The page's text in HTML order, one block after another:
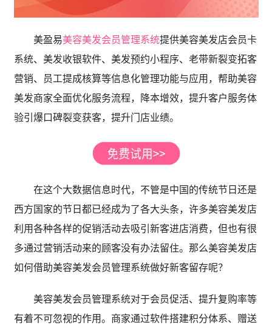
美盈易美容美发会员管理系统提供美容美发店会员卡
系统、美发收银软件、美发预约小程序、老带新裂变拓客
营销、员工提成核算等信息化管理功能与应用，帮助美容
美发商家全面优化服务流程，降本增效，提升客户服务体
验引爆口碑裂变获客，提升门店业绩。
在这个大数据信息时代，不管是中国的传统节日还是
西方国家的节日都已经成为了各大头条，许多美容美发店
利用各种各样的促销活动去吸引新客进店消费，但也有很
多通过营销活动来的顾客没有办法留住。那么美容美发店
如何借助美容美发会员管理系统做好新客留存呢？
美容美发会员管理系统对于会员促活、提升复购率等
有着不可忽视的作用。商家通过软件搭建积分体系、赠送